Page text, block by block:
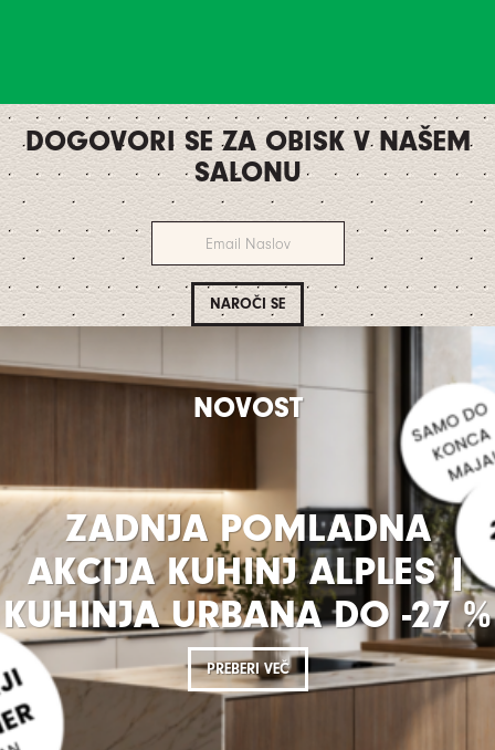
DOGOVORI SE ZA OBISK V NAŠEM
SALONU
NOVOST
ZADNJA POMLADNA
AKCIJA KUHINJ ALPLES |
KUHINJA URBANA DO -27 %
PREBERI VEČ